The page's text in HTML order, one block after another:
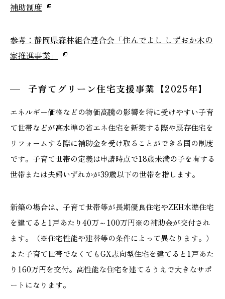
補助制度
参考：静岡県森林組合連合会「住んでよし しずおか木の
家推進事業」
子育てグリーン住宅支援事業【2025年】
エネルギー価格などの物価高騰の影響を特に受けやすい子育
て世帯などが高水準の省エネ住宅を新築する際や既存住宅を
リフォームする際に補助金を受け取ることができる国の制度
です。子育て世帯の定義は申請時点で18歳未満の子を有する
世帯または夫婦いずれかが39歳以下の世帯を指します。
新築の場合は、子育て世帯等が長期優良住宅やZEH水準住宅
を建てると1戸あたり40万～100万円※の補助金が交付され
ます。（※住宅性能や建替等の条件によって異なります。）
また子育て世帯でなくてもGX志向型住宅を建てると1戸あた
り160万円を交付。高性能な住宅を建てるうえで大きなサポ
ートになります。